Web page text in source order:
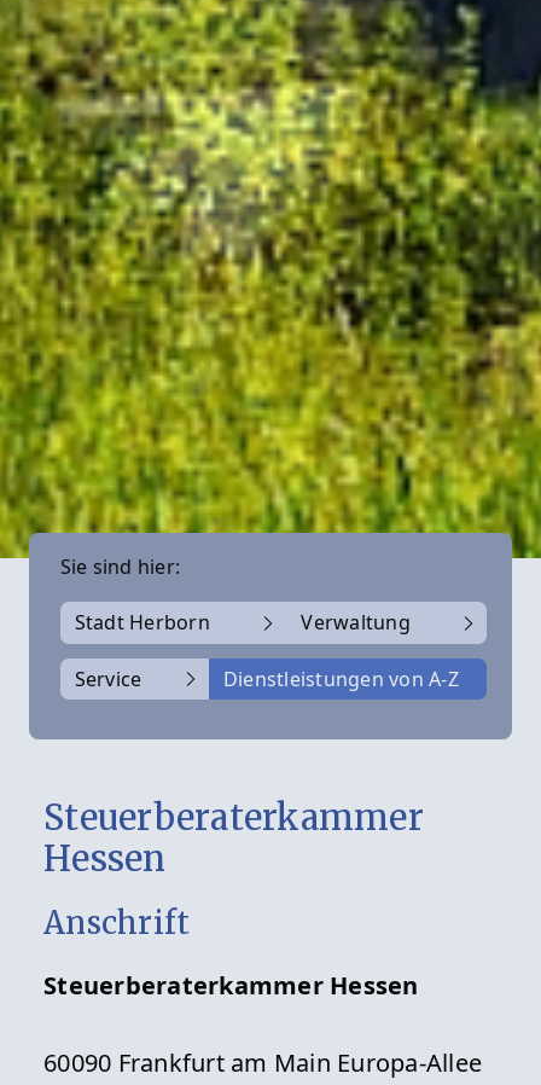
Sie sind hier:
Stadt Herborn Verwaltung
Service Dienstleistungen von A-Z
Steuerberaterkammer
Hessen
Anschrift
Steuerberaterkammer Hessen
60090 Frankfurt am Main Europa-Allee